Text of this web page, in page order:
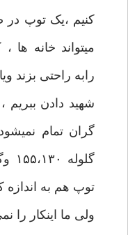
میتواند خانه ها
رابه راحتی بزند
شهید دادن ببریم
گران تمام
توپ هم به اندازه
ولی ما اینکار را